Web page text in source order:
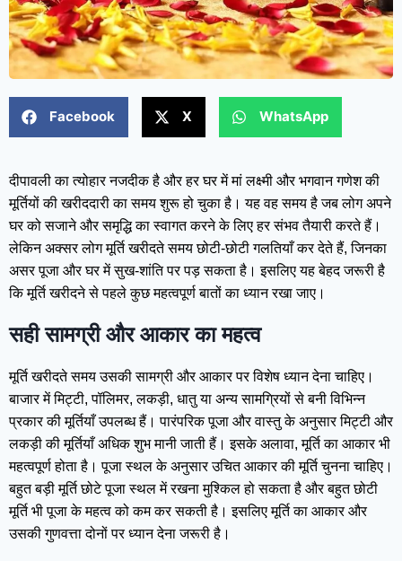
Facebook X WhatsApp
दीपावली का त्योहार नजदीक है और हर घर में मां लक्ष्मी और भगवान गणेश की
मूर्तियों की खरीददारी का समय शुरू हो चुका है। यह वह समय है जब लोग अपने
घर को सजाने और समृद्धि का स्वागत करने के लिए हर संभव तैयारी करते हैं।
लेकिन अक्सर लोग मूर्ति खरीदते समय छोटी-छोटी गलतियाँ कर देते हैं, जिनका
असर पूजा और घर में सुख-शांति पर पड़ सकता है। इसलिए यह बेहद जरूरी है
कि मूर्ति खरीदने से पहले कुछ महत्वपूर्ण बातों का ध्यान रखा जाए।
सही सामग्री और आकार का महत्व
मूर्ति खरीदते समय उसकी सामग्री और आकार पर विशेष ध्यान देना चाहिए।
बाजार में मिट्टी, पॉलिमर, लकड़ी, धातु या अन्य सामग्रियों से बनी विभिन्न
प्रकार की मूर्तियाँ उपलब्ध हैं। पारंपरिक पूजा और वास्तु के अनुसार मिट्टी और
लकड़ी की मूर्तियाँ अधिक शुभ मानी जाती हैं। इसके अलावा, मूर्ति का आकार भी
महत्वपूर्ण होता है। पूजा स्थल के अनुसार उचित आकार की मूर्ति चुनना चाहिए।
बहुत बड़ी मूर्ति छोटे पूजा स्थल में रखना मुश्किल हो सकता है और बहुत छोटी
मूर्ति भी पूजा के महत्व को कम कर सकती है। इसलिए मूर्ति का आकार और
उसकी गुणवत्ता दोनों पर ध्यान देना जरूरी है।